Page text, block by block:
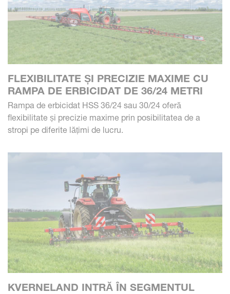
FLEXIBILITATE ȘI PRECIZIE MAXIME CU
RAMPA DE ERBICIDAT DE 36/24 METRI
Rampa de erbicidat HSS 36/24 sau 30/24 oferă
flexibilitate și precizie maxime prin posibilitatea de a
stropi pe diferite lățimi de lucru.
KVERNELAND INTRĂ ÎN SEGMENTUL